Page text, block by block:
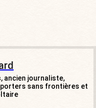
ancien journaliste,
sans frontières et